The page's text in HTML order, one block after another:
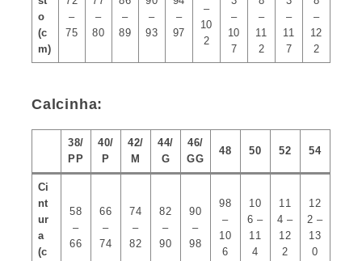
o
(c
m)
–
75
–
80
–
89
–
93
–
97
–
10
2
–
10
7
–
11
2
–
11
7
–
12
2
Calcinha:
38/
PP
40/
P
42/
M
44/
G
46/
GG
48 50 52 54
Ci
nt
ur
a
(c
58
–
66
66
–
74
74
–
82
82
–
90
90
–
98
98
–
10
6
10
6 –
11
4
11
4 –
12
2
12
2 –
13
0